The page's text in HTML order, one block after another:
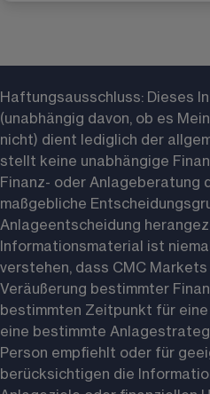
Haftungsausschluss: Dieses
(unabhängig davon, ob es
nicht) dient lediglich der
stellt keine unabhängige
Finanz- oder Anlageberatung
maßgebliche
Anlageentscheidung
Informationsmaterial ist
verstehen, dass CMC
Veräußerung bestimmter
bestimmten Zeitpunkt für
eine bestimmte
Person empfiehlt oder für
berücksichtigen die